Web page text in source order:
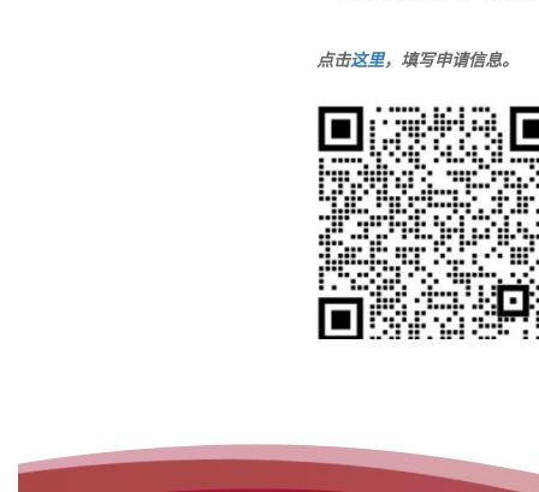
点击这里，填写申请信息。